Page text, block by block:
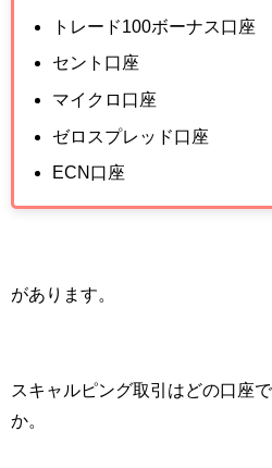
トレード100ボーナス口座
セント口座
マイクロ口座
ゼロスプレッド口座
ECN口座
があります。
スキャルピング取引はどの口座
か。